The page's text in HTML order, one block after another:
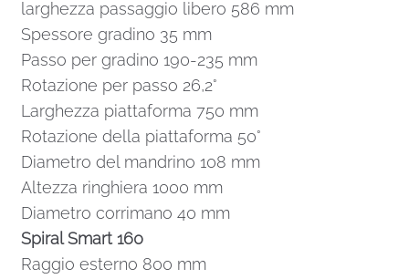
larghezza passaggio libero 586 mm
Spessore gradino 35 mm
Passo per gradino 190-235 mm
Rotazione per passo 26,2°
Larghezza piattaforma 750 mm
Rotazione della piattaforma 50°
Diametro del mandrino 108 mm
Altezza ringhiera 1000 mm
Diametro corrimano 40 mm
Spiral Smart 160
Raggio esterno 800 mm